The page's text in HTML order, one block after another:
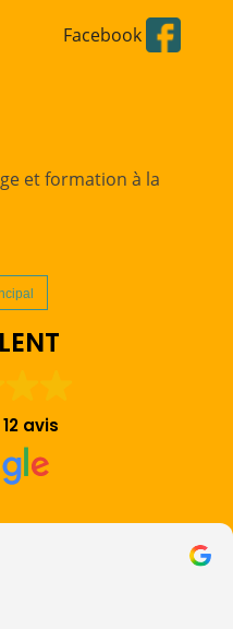
et formation à la
Facebook
12 avis